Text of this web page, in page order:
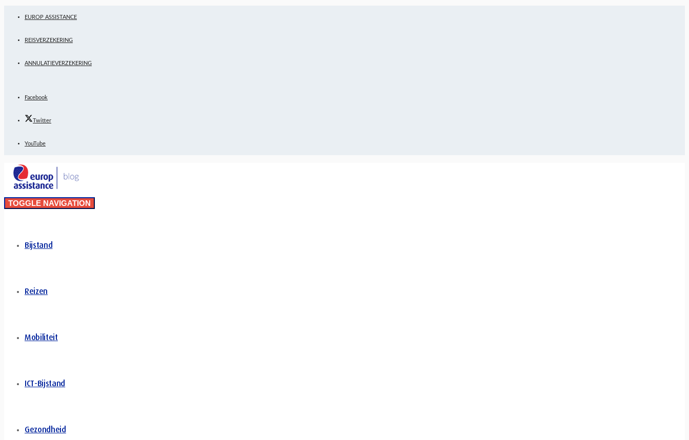
EUROP ASSISTANCE
REISVERZEKERING
ANNULATIEVERZEKERING
Facebook
Twitter
YouTube
TOGGLE NAVIGATION
Bijstand
Reizen
Mobiliteit
ICT-Bijstand
Gezondheid